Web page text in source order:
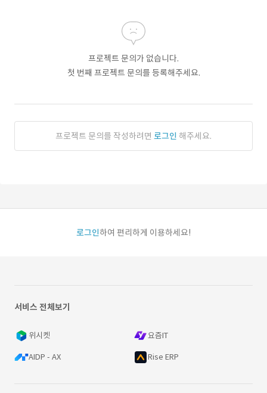
프로젝트 문의가 없습니다.
첫 번째 프로젝트 문의를 등록해주세요.
프로젝트 문의를 작성하려면 로그인 해주세요.
로그인하여 편리하게 이용하세요!
서비스 전체보기
위시켓 요즘IT
AIDP - AX Rise ERP